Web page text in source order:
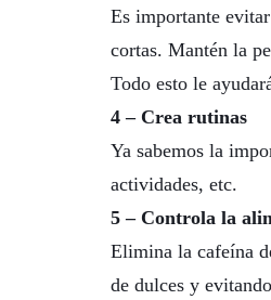
Es importante
cortas. Mantén la
Todo esto le
4 – Crea rutinas
Ya sabemos la
actividades, etc.
5 – Controla la
Elimina la cafeína
de dulces y